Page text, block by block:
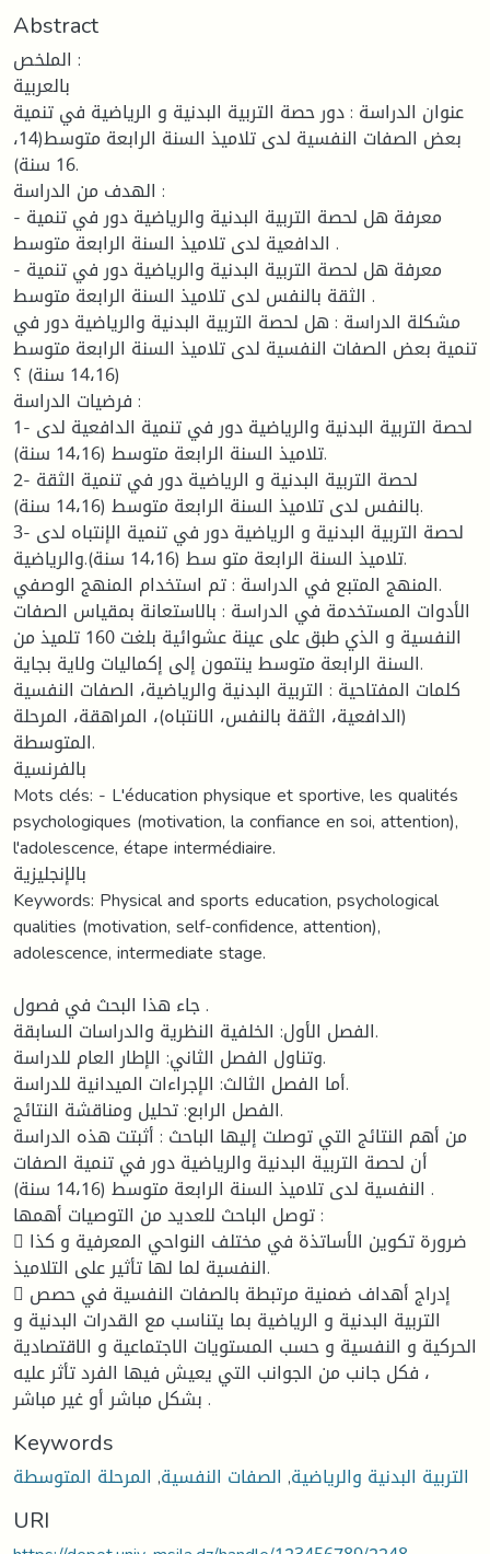
Abstract
الملخص :
بالعربية
عنوان الدراسة : دور حصة التربية البدنية و الرياضية في تنمية
بعض الصفات النفسية لدى تلاميذ السنة الرابعة متوسط(14،
16 سنة).
الهدف من الدراسة :
- معرفة هل لحصة التربية البدنية والرياضية دور في تنمية
الدافعية لدى تلاميذ السنة الرابعة متوسط .
- معرفة هل لحصة التربية البدنية والرياضية دور في تنمية
الثقة بالنفس لدى تلاميذ السنة الرابعة متوسط .
مشكلة الدراسة : هل لحصة التربية البدنية والرياضية دور في
تنمية بعض الصفات النفسية لدى تلاميذ السنة الرابعة متوسط
(14،16 سنة) ؟
فرضيات الدراسة :
1- لحصة التربية البدنية والرياضية دور في تنمية الدافعية لدى
تلاميذ السنة الرابعة متوسط (14،16 سنة).
2- لحصة التربية البدنية و الرياضية دور في تنمية الثقة
بالنفس لدى تلاميذ السنة الرابعة متوسط (14،16 سنة).
3- لحصة التربية البدنية و الرياضية دور في تنمية الإنتباه لدى
تلاميذ السنة الرابعة متو سط (14،16 سنة).والرياضية.
المنهج المتبع في الدراسة : تم استخدام المنهج الوصفي.
الأدوات المستخدمة في الدراسة : بالاستعانة بمقياس الصفات
النفسية و الذي طبق على عينة عشوائية بلغت 160 تلميذ من
السنة الرابعة متوسط ينتمون إلى إكماليات ولاية بجاية.
كلمات المفتاحية : التربية البدنية والرياضية، الصفات النفسية
(الدافعية، الثقة بالنفس، الانتباه)، المراهقة، المرحلة
المتوسطة.
بالفرنسية
Mots clés: - L'éducation physique et sportive, les qualités
psychologiques (motivation, la confiance en soi, attention),
l'adolescence, étape intermédiaire.
بالإنجليزية
Keywords: Physical and sports education, psychological
qualities (motivation, self-confidence, attention),
adolescence, intermediate stage.
جاء هذا البحث في فصول .
الفصل الأول: الخلفية النظرية والدراسات السابقة.
وتناول الفصل الثاني: الإطار العام للدراسة.
أما الفصل الثالث: الإجراءات الميدانية للدراسة.
الفصل الرابع: تحليل ومناقشة النتائج.
من أهم النتائج التي توصلت إليها الباحث : أثبتت هذه الدراسة
أن لحصة التربية البدنية والرياضية دور في تنمية الصفات
النفسية لدى تلاميذ السنة الرابعة متوسط (14،16 سنة) .
توصل الباحث للعديد من التوصيات أهمها :
 ضرورة تكوين الأساتذة في مختلف النواحي المعرفية و كذا
النفسية لما لها تأثير على التلاميذ.
 إدراج أهداف ضمنية مرتبطة بالصفات النفسية في حصص
التربية البدنية و الرياضية بما يتناسب مع القدرات البدنية و
الحركية و النفسية و حسب المستويات الاجتماعية و الاقتصادية
، فكل جانب من الجوانب التي يعيش فيها الفرد تأثر عليه
بشكل مباشر أو غير مباشر .
Keywords
التربية البدنية والرياضية, الصفات النفسية, المرحلة المتوسطة
URI